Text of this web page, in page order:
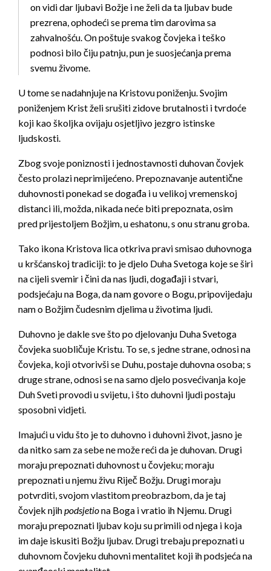
on vidi dar ljubavi Božje i ne želi da ta ljubav bude
prezrena, ophodeći se prema tim darovima sa
zahvalnošću. On poštuje svakog čovjeka i teško
podnosi bilo čiju patnju, pun je suosjećanja prema
svemu živome.
U tome se nadahnjuje na Kristovu poniženju. Svojim
poniženjem Krist želi srušiti zidove brutalnosti i tvrdoće
koji kao školjka ovijaju osjetljivo jezgro istinske
ljudskosti.
Zbog svoje poniznosti i jednostavnosti duhovan čovjek
često prolazi neprimijećeno. Prepoznavanje autentične
duhovnosti ponekad se događa i u velikoj vremenskoj
distanci ili, možda, nikada neće biti prepoznata, osim
pred prijestoljem Božjim, u eshatonu, s onu stranu groba.
Tako ikona Kristova lica otkriva pravi smisao duhovnoga
u kršćanskoj tradiciji: to je djelo Duha Svetoga koje se širi
na cijeli svemir i čini da nas ljudi, događaji i stvari,
podsjećaju na Boga, da nam govore o Bogu, pripovijedaju
nam o Božjim čudesnim djelima u životima ljudi.
Duhovno je dakle sve što po djelovanju Duha Svetoga
čovjeka suobličuje Kristu. To se, s jedne strane, odnosi na
čovjeka, koji otvorivši se Duhu, postaje duhovna osoba; s
druge strane, odnosi se na samo djelo posvećivanja koje
Duh Sveti provodi u svijetu, i što duhovni ljudi postaju
sposobni vidjeti.
Imajući u vidu što je to duhovno i duhovni život, jasno je
da nitko sam za sebe ne može reći da je duhovan. Drugi
moraju prepoznati duhovnost u čovjeku; moraju
prepoznati u njemu živu Riječ Božju. Drugi moraju
potvrditi, svojom vlastitom preobrazbom, da je taj
čovjek njihpodsjetiona Boga i vratio ih Njemu. Drugi
moraju prepoznati ljubav koju su primili od njega i koja
im daje iskusiti Božju ljubav. Drugi trebaju prepoznati u
duhovnom čovjeku duhovni mentalitet koji ih podsjeća na